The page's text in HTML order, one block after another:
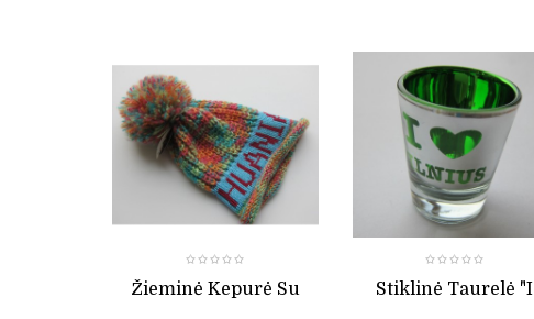
Žieminė Kepurė Su Stiklinė Taurelė "I